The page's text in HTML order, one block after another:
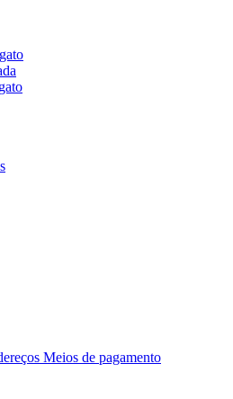
Meios de pagamento